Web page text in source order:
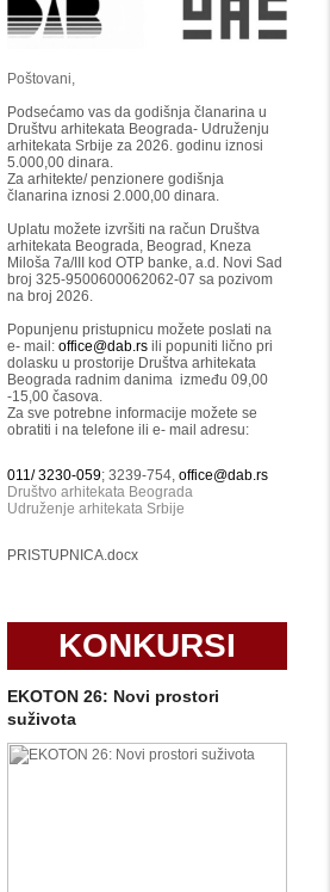
Poštovani,
Podsećamo vas da godišnja članarina u
Društvu arhitekata Beograda- Udruženju
arhitekata Srbije za 2026. godinu iznosi
5.000,00 dinara.
Za arhitekte/ penzionere godišnja
članarina iznosi 2.000,00 dinara.
Uplatu možete izvršiti na račun Društva
arhitekata Beograda, Beograd, Kneza
Miloša 7a/III kod OTP banke, a.d. Novi Sad
broj 325-9500600062062-07 sa pozivom
na broj 2026.
Popunjenu pristupnicu možete poslati na
e- mail:office@dab.rs ili popuniti lično pri
dolasku u prostorije Društva arhitekata
Beograda radnim danima između 09,00
-15,00 časova.
Za sve potrebne informacije možete se
obratiti i na telefone ili e- mail adresu:
011/ 3230-059; 3239-754,office@dab.rs
Društvo arhitekata Beograda
Udruženje arhitekata Srbije
PRISTUPNICA.docx
KONKURSI
EKOTON 26: Novi prostori
suživota